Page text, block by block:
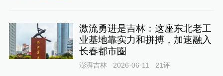
激流勇进是吉林：这座东北老工
业基地靠实力和拼搏，加速融入
长春都市圈
澎湃吉林 2026-06-11 21评